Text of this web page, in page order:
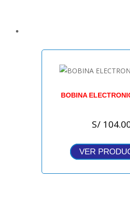
BOBINA
S/
VER